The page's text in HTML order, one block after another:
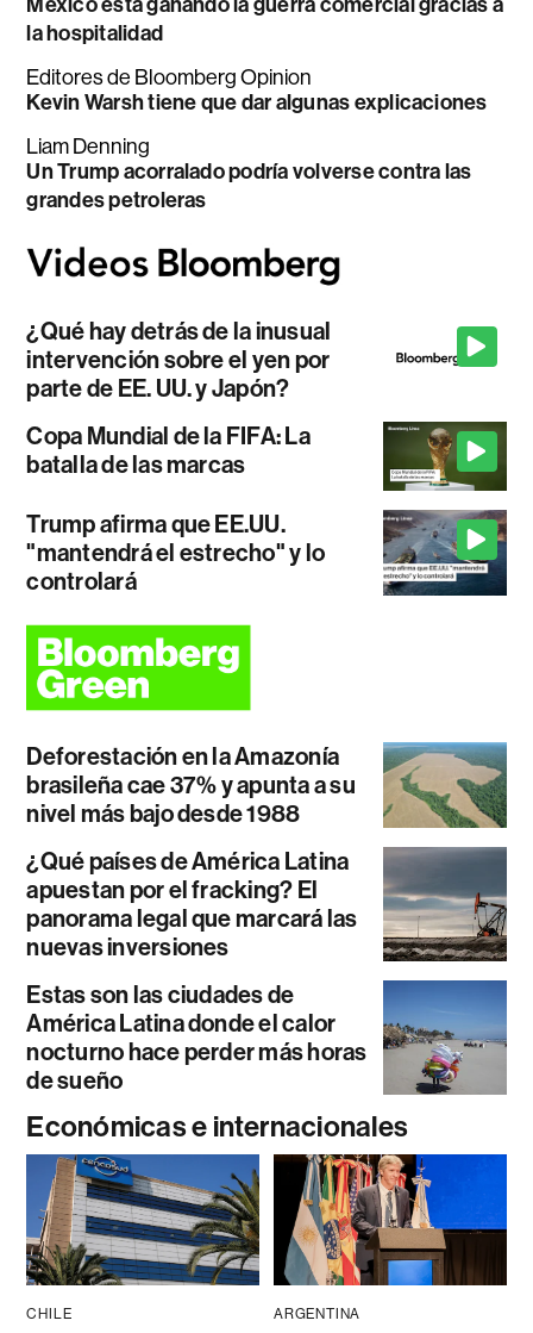
la hospitalidad
Editores de Bloomberg Opinion
Kevin Warsh tiene que dar algunas explicaciones
Liam Denning
Un Trump acorralado podría volverse contra las
grandes petroleras
¿Qué hay detrás de la inusual
intervención sobre el yen por
parte de EE. UU. y Japón?
Copa Mundial de la FIFA: La
batalla de las marcas
Trump afirma que EE.UU.
"mantendrá el estrecho" y lo
controlará
Deforestación en la Amazonía
brasileña cae 37% y apunta a su
nivel más bajo desde 1988
¿Qué países de América Latina
apuestan por el fracking? El
panorama legal que marcará las
nuevas inversiones
Estas son las ciudades de
América Latina donde el calor
nocturno hace perder más horas
de sueño
Económicas e internacionales
CHILE ARGENTINA